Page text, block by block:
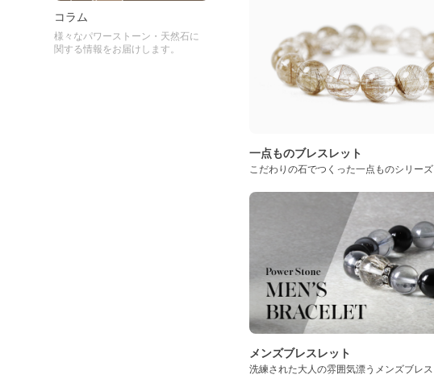
コラム
様々なパワーストーン・天然石に
関する情報をお届けします。
一点ものブレスレット
こだわりの石でつくった一点ものシリーズ
メンズブレスレット
洗練された大人の雰囲気漂うメンズブレス